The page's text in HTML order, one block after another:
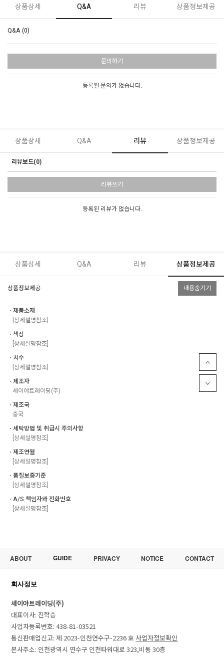
상품상세 Q&A 리뷰 상품정보제공
Q&A (0)
문의하기
등록된 문의가 없습니다.
상품상세 Q&A 리뷰 상품정보제공
리뷰보드(0)
리뷰쓰기
등록된 리뷰가 없습니다.
상품상세 Q&A 리뷰 상품정보제공
상품정보제공 내용숨기기
ㆍ제품소재
[상세설명참조]
ㆍ색상
[상세설명참조]
ㆍ치수
[상세설명참조]
ㆍ제조자
세이야트레이딩(주)
ㆍ제조국
중국
ㆍ세탁방법 및 취급시 주의사항
[상세설명참조]
ㆍ제조연월
[상세설명참조]
ㆍ품질보증기준
[상세설명참조]
ㆍA/S 책임자와 전화번호
[상세설명참조]
ABOUT GUIDE PRIVACY NOTICE CONTACT
회사정보
세이야트레이딩(주)
대표이사: 진학승
사업자등록번호: 438-81-03521
통신판매업신고: 제 2023-인천연수구-2236 호 사업자정보확인
본사주소: 인천광역시 연수구 인천타워대로 323,비동 30층